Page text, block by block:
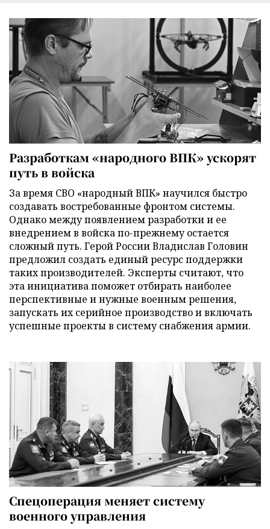
Разработкам «народного ВПК» ускорят
путь в войска
За время СВО «народный ВПК» научился быстро
создавать востребованные фронтом системы.
Однако между появлением разработки и ее
внедрением в войска по-прежнему остается
сложный путь. Герой России Владислав Головин
предложил создать единый ресурс поддержки
таких производителей. Эксперты считают, что
эта инициатива поможет отбирать наиболее
перспективные и нужные военным решения,
запускать их серийное производство и включать
успешные проекты в систему снабжения армии.
Спецоперация меняет систему
военного управления